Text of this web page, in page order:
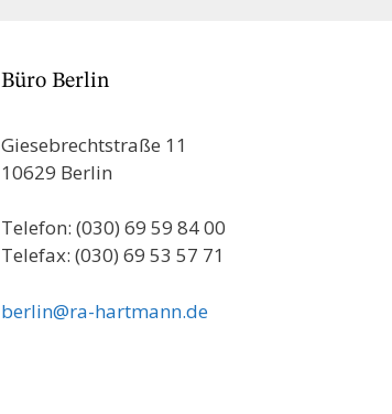
Büro Berlin
Giesebrechtstraße 11
10629 Berlin
Telefon: (030) 69 59 84 00
Telefax: (030) 69 53 57 71
berlin@ra-hartmann.de